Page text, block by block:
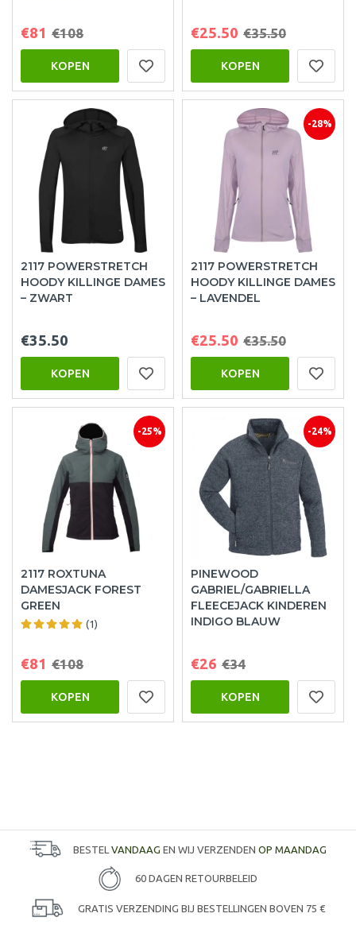
€81 €108
KOPEN
€25.50 €35.50
KOPEN
2117 POWERSTRETCH
HOODY KILLINGE DAMES
– ZWART
€35.50
KOPEN
-28%
2117 POWERSTRETCH
HOODY KILLINGE DAMES
– LAVENDEL
€25.50 €35.50
KOPEN
-25%
2117 ROXTUNA
DAMESJACK FOREST
GREEN
(1)
€81 €108
KOPEN
-24%
PINEWOOD
GABRIEL/GABRIELLA
FLEECEJACK KINDEREN
INDIGO BLAUW
€26 €34
KOPEN
BESTEL VANDAAG EN WIJ VERZENDEN OP MAANDAG
60 DAGEN RETOURBELEID
GRATIS VERZENDING BIJ BESTELLINGEN BOVEN 75 €